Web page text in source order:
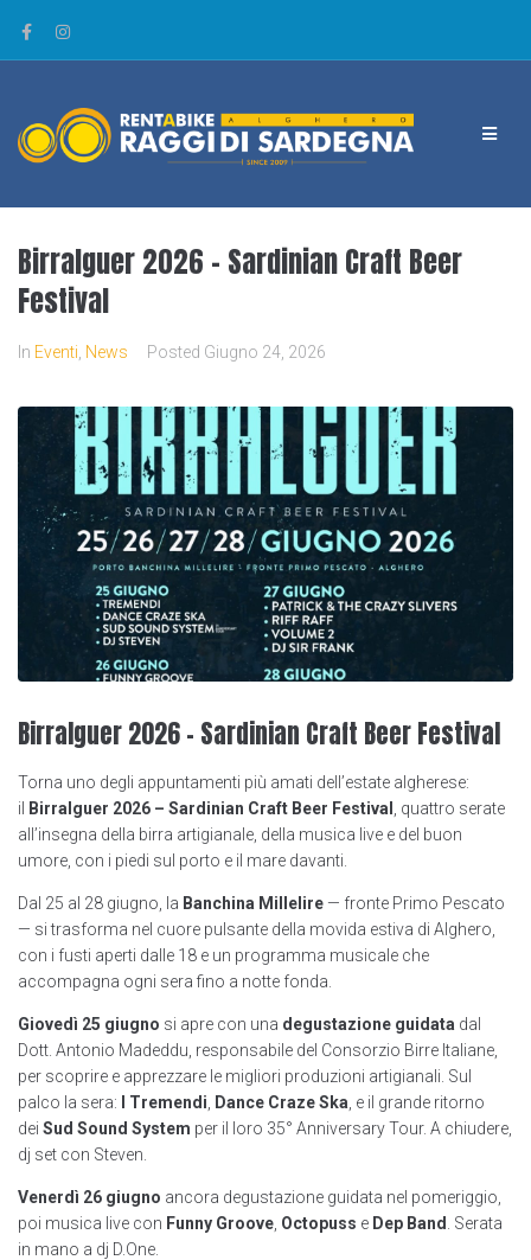
Birralguer 2026 – Sardinian Craft Beer
Festival
In Eventi News Posted Giugno 24, 2026
Birralguer 2026 – Sardinian Craft Beer Festival
Torna uno degli appuntamenti più amati dell’estate algherese:
il
Birralguer 2026 – Sardinian Craft Beer Festival
, quattro serate
all’insegna della birra artigianale, della musica live e del buon
umore, con i piedi sul porto e il mare davanti.
Dal 25 al 28 giugno, la Banchina Millelire — fronte Primo Pescato
— si trasforma nel cuore pulsante della movida estiva di Alghero,
con i fusti aperti dalle 18 e un programma musicale che
accompagna ogni sera fino a notte fonda.
Giovedì 25 giugno si apre con una degustazione guidata dal
Dott. Antonio Madeddu, responsabile del Consorzio Birre Italiane,
per scoprire e apprezzare le migliori produzioni artigianali. Sul
palco la sera:
I Tremendi Dance Craze Ska , e il grande ritorno
dei Sud Sound System per il loro 35° Anniversary Tour. A chiudere,
dj set con Steven.
Venerdì 26 giugno ancora degustazione guidata nel pomeriggio,
poi musica live con Funny Groove Octopuss e Dep Band
. Serata
in mano a dj D.One.